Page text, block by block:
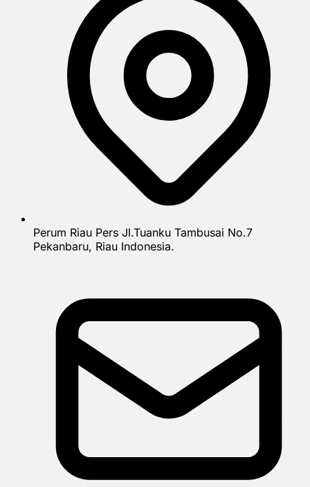
Perum Riau Pers Jl.Tuanku Tambusai No.7
Pekanbaru, Riau Indonesia.